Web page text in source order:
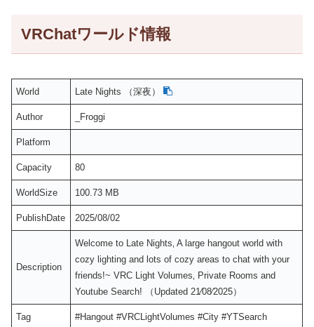
VRChatワールド情報
World Late Nights （深夜）
Author _Froggi
Platform
Capacity 80
WorldSize 100.73 MB
PublishDate 2025/08/02
Description
Welcome to Late Nights‚ A large hangout world with
cozy lighting and lots of cozy areas to chat with your
friendsǃ~ VRC Light Volumes‚ Private Rooms and
Youtube Searchǃ （Updated 21⁄08⁄2025）
Tag #Hangout #VRCLightVolumes #City #YTSearch